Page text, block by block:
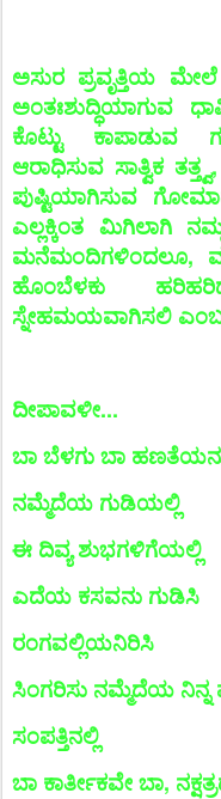
ಅಸುರ ಪ್ರವೃತ್ತಿಯ
ಅಂತಃಶುದ್ಧಿಯಾಗುವ
ಕೊಟ್ಟು ಕಾಪಾಡುವ
ಆರಾಧಿಸುವ ಸಾತ್ವಿಕ
ಪುಷ್ಟಿಯಾಗಿಸುವ
ಎಲ್ಲಕ್ಕಿಂತ ಮಿಗಿಲಾಗಿ
ಮನೆಮಂದಿಗಳಿಂದಲೂ,
ಹೊಂಬೆಳಕು
ಸ್ನೇಹಮಯವಾಗಿಸಲಿ
ದೀಪಾವಳೀ...
ಬಾ ಬೆಳಗು ಬಾ
ನಮ್ಮೆದೆಯ ಗುಡಿಯಲ್ಲಿ
ಈ ದಿವ್ಯ ಶುಭಗಳಿಗೆಯಲ್ಲಿ
ಎದೆಯ ಕಸವನು ಗುಡಿಸಿ
ರಂಗವಲ್ಲಿಯನಿರಿಸಿ
ಸಿಂಗರಿಸು ನಮ್ಮೆದೆಯ ನಿನ್ನ
ಸಂಪತ್ತಿನಲ್ಲಿ
ಬಾ ಕಾರ್ತೀಕವೇ ಬಾ,